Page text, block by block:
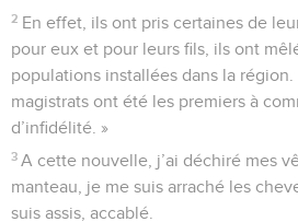
2 En effet, ils ont pris certaines de
pour eux et pour leurs fils, ils ont
populations installées dans la
magistrats ont été les premiers à
d’infidélité. »
3 A cette nouvelle, j’ai déchiré mes
manteau, je me suis arraché les
suis assis, accablé.